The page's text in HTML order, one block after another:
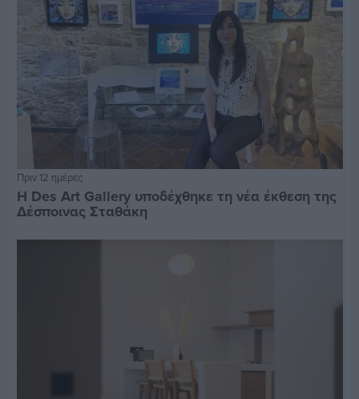
Πριν 12 ημέρες
Η Des Art Gallery υποδέχθηκε τη νέα έκθεση της
Δέσποινας Σταθάκη